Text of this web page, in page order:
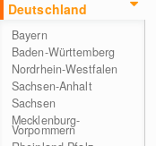
Deutschland
Bayern
Baden-Württemberg
Nordrhein-Westfalen
Sachsen-Anhalt
Sachsen
Mecklenburg-
Vorpommern